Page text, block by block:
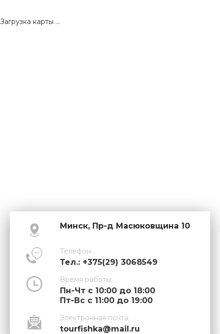
Загрузка карты ...
Минск, Пр-д Масюковщина 10
Телефон:
Тел.: +375(29) 3068549
Время работы:
Пн-Чт с 10:00 до 18:00
Пт-Вс с 11:00 до 19:00
Электронная почта:
tourfishka@mail.ru